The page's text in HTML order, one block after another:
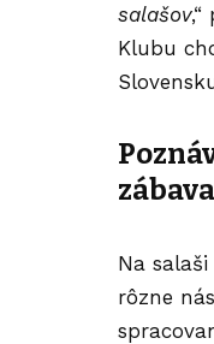
salašov,“
Klubu
zábava
Na
rôzne